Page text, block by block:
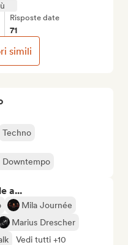
Techno
Downtempo
a...
Mila Journée
Marius Drescher
Vedi tutti +10
Risposte date
71
simili